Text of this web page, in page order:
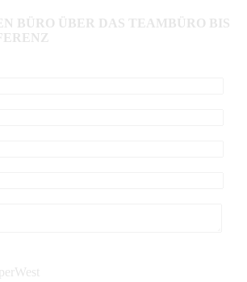
BÜRO ÜBER DAS TEAMBÜRO BIS